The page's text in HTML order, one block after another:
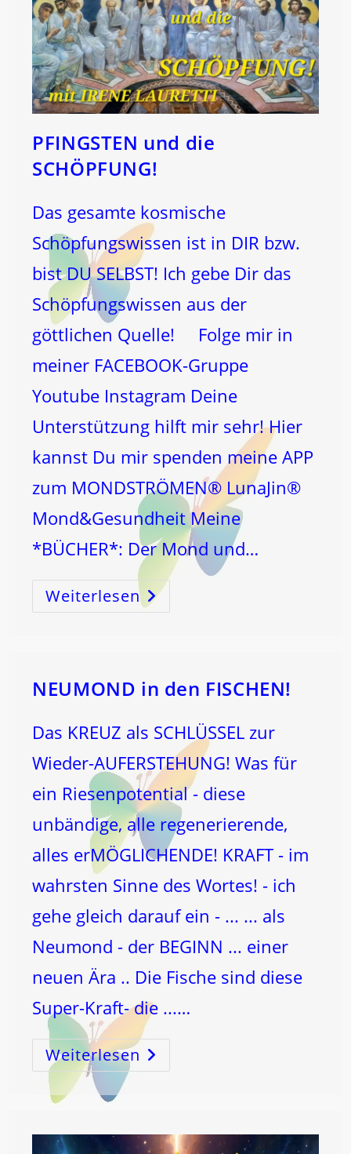
PFINGSTEN und die
SCHÖPFUNG!
Das gesamte kosmische
Schöpfungswissen ist in DIR bzw.
bist DU SELBST! Ich gebe Dir das
Schöpfungswissen aus der
göttlichen Quelle! Folge mir in
meiner FACEBOOK-Gruppe
Youtube Instagram Deine
Unterstützung hilft mir sehr! Hier
kannst Du mir spenden meine APP
zum MONDSTRÖMEN® LunaJin®
Mond&Gesundheit Meine
*BÜCHER*: Der Mond und…
WeiterlesenPFINGSTEN
Und
Die
NEUMOND in den FISCHEN!
Das KREUZ als SCHLÜSSEL zur
Wieder-AUFERSTEHUNG! Was für
ein Riesenpotential - diese
unbändige, alle regenerierende,
alles erMÖGLICHENDE! KRAFT - im
wahrsten Sinne des Wortes! - ich
gehe gleich darauf ein - ... ... als
Neumond - der BEGINN ... einer
neuen Ära .. Die Fische sind diese
Super-Kraft- die ...…
Weiterlesen NEUMOND
In
Den